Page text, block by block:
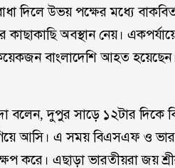
দিলে উভয় পক্ষের মধ্যে
কাছাকাছি অবস্থান নেয়।
বাংলাদেশি আহত
বলেন, দুপুর সাড়ে ১২টার দিকে
আসি। এ সময় বিএসএফ ও
করে। এছাড়া ভারতীয়রা জয়